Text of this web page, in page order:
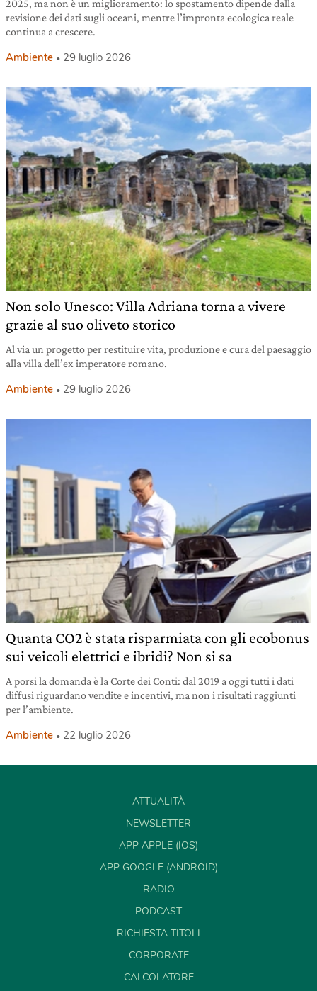
2025, ma non è un miglioramento: lo spostamento dipende dalla
revisione dei dati sugli oceani, mentre l’impronta ecologica reale
continua a crescere.
Ambiente 29 luglio 2026
Non solo Unesco: Villa Adriana torna a vivere
grazie al suo oliveto storico
Al via un progetto per restituire vita, produzione e cura del paesaggio
alla villa dell’ex imperatore romano.
Ambiente 29 luglio 2026
Quanta CO2 è stata risparmiata con gli ecobonus
sui veicoli elettrici e ibridi? Non si sa
A porsi la domanda è la Corte dei Conti: dal 2019 a oggi tutti i dati
diffusi riguardano vendite e incentivi, ma non i risultati raggiunti
per l’ambiente.
Ambiente 22 luglio 2026
ATTUALITÀ
NEWSLETTER
APP APPLE (IOS)
APP GOOGLE (ANDROID)
RADIO
PODCAST
RICHIESTA TITOLI
CORPORATE
CALCOLATORE